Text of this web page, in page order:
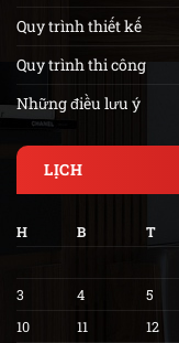
Quy trình thiết kế
Quy trình thi công
Những điều lưu ý
LỊCH
H B T
3
4 5
10
11 12